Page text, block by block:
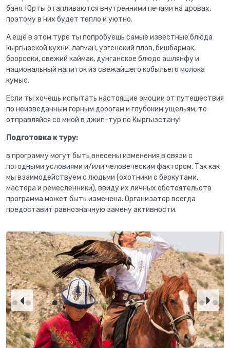
баня. Юрты отапливаются внутренними печами на дровах,
поэтому в них будет тепло и уютно.
А ещё в этом туре ты попробуешь самые известные блюда
кыргызской кухни: лагман, узгенский плов, бишбармак,
боорсоки, свежий каймак, дунганское блюдо ашлянфу и
национальный напиток из свежайшего кобыльего молока
кумыс.
Если ты хочешь испытать настоящие эмоции от путешествия
по неизведанным горным дорогам и глубоким ущельям, то
отправляйся со мной в джип-тур по Кыргызстану!
Подготовка к туру:
в программу могут быть внесены изменения в связи с
погодными условиями и/или человеческим фактором. Так как
мы взаимодействуем с людьми (охотники с беркутами,
мастера и ремесленники), ввиду их личных обстоятельств
программа может быть изменена. Организатор всегда
предоставит равнозначную замену активности.